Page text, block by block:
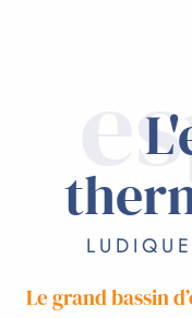
Le grand bassin